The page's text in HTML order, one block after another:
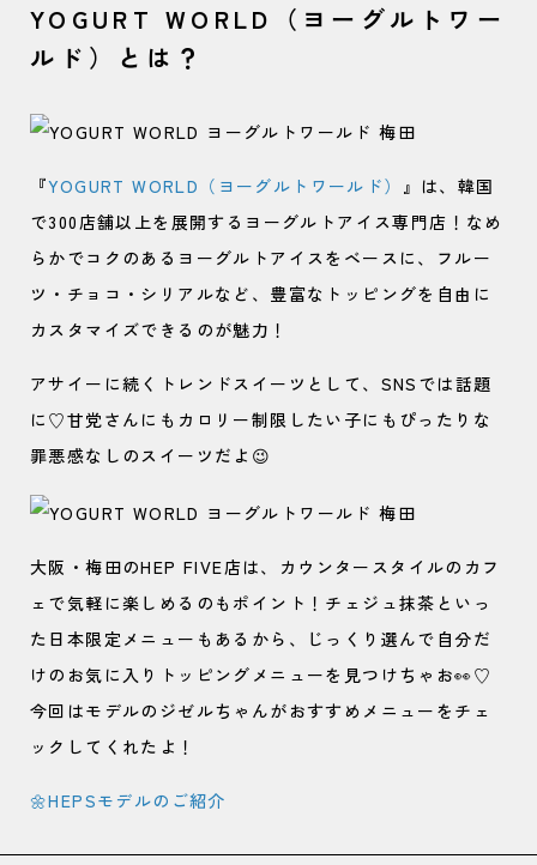
ヨーグルトアイス
YOGURT WORLD（ヨーグルトワー
ルド）とは？
『YOGURT WORLD（ヨーグルトワールド）
』は、韓国
で300店舗以上を展開するヨーグルトアイス専門店！なめ
らかでコクのあるヨーグルトアイスをベースに、フルー
ツ・チョコ・シリアルなど、豊富なトッピングを自由に
カスタマイズできるのが魅力！
アサイーに続くトレンドスイーツとして、SNSでは話題
に♡甘党さんにもカロリー制限したい子にもぴったりな
罪悪感なしのスイーツだよ😉
大阪・梅田のHEP FIVE店は、カウンタースタイルのカフ
ェで気軽に楽しめるのもポイント！チェジュ抹茶といっ
た日本限定メニューもあるから、じっくり選んで自分だ
けのお気に入りトッピングメニューを見つけちゃお👀♡
今回はモデルのジゼルちゃんがおすすめメニューをチェ
ックしてくれたよ！
🌼HEPSモデルのご紹介